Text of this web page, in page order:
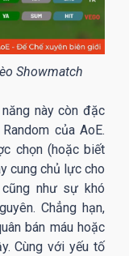
Showmatch
này còn đặc
của AoE.
chọn (hoặc biết
cung chủ lực cho
như sự khó
Chẳng hạn,
bán máu hoặc
Cùng với yếu tố